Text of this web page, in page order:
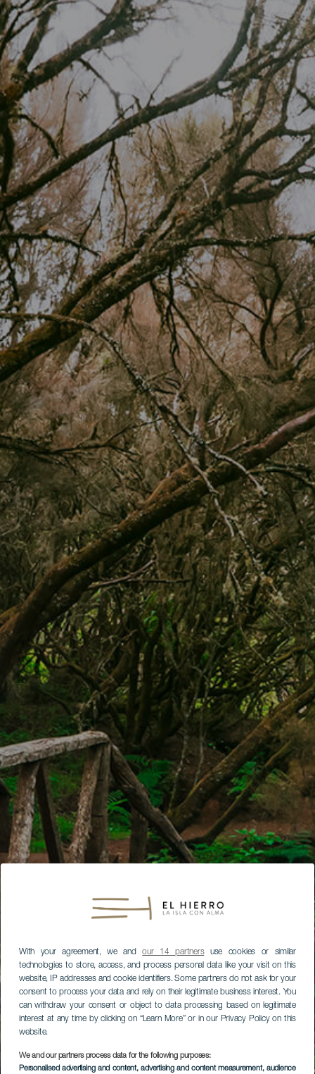
With your agreement, we andour 14 partnersuse cookies or similar
technologies to store, access, and process personal data like your visit on this
website, IP addresses and cookie identifiers. Some partners do not ask for your
consent to process your data and rely on their legitimate business interest. You
can withdraw your consent or object to data processing based on legitimate
interest at any time by clicking on “Learn More” or in our Privacy Policy on this
website.
We and our partners process data for the following purposes:
Personalised advertising and content, advertising and content measurement, audience